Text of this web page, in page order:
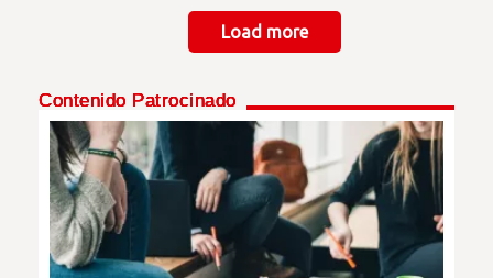
Load more
Contenido Patrocinado